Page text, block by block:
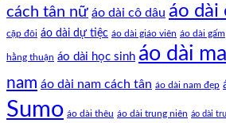
cách tân nữ áo dài cô dâu áo dài
cặp đôi áo dài dự tiệc áo dài giáo viên áo dài gấm
hằng thuận áo dài học sinh áo dài
nam áo dài nam cách tân áo dài nam đẹp
Sumo áo dài thêu áo dài trung niên áo dài